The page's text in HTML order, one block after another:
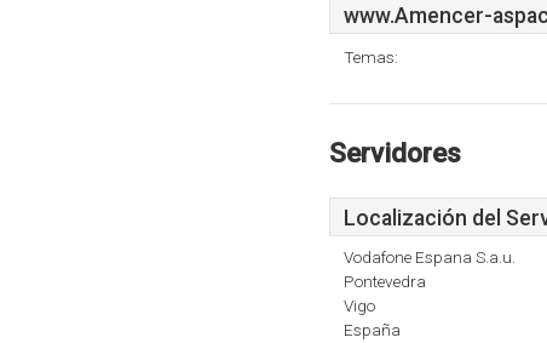
www.Amencer-
Temas:
Servidores
Localización del
Vodafone Espana S.a.u.
Pontevedra
Vigo
España